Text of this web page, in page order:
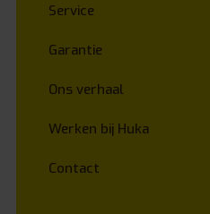
Service
Garantie
Ons verhaal
Werken bij Huka
Contact